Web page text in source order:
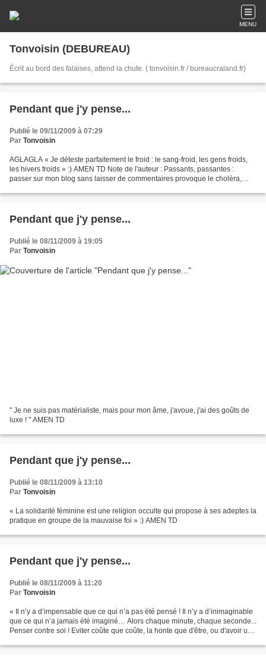
MENU
Tonvoisin (DEBUREAU)
Écrit au bord des falaises, attend la chute. ( tonvoisin.fr / bureaucraland.fr)
Pendant que j'y pense...
Publié le 09/11/2009 à 07:29
Par Tonvoisin
AGLAGLA « Je déteste parfaitement le froid : le sang-froid, les gens froids,
les hivers froids » :) AMEN TD Note de l'auteur : Passants, passantes :
passer sur mon blog sans laisser de commentaires provoque le cholèra,
Pendant que j'y pense...
Publié le 08/11/2009 à 19:05
Par Tonvoisin
" Je ne suis pas matérialiste, mais pour mon âme, j'avoue, j'ai des goûts de
luxe ! " AMEN TD
Pendant que j'y pense...
Publié le 08/11/2009 à 13:10
Par Tonvoisin
« La solidarité féminine est une religion occulte qui propose à ses adeptes la
pratique en groupe de la mauvaise foi » :) AMEN TD
Pendant que j'y pense...
Publié le 08/11/2009 à 11:20
Par Tonvoisin
« Il n’y a d’impensable que ce qui n’a pas été pensé ! Il n’y a d’inimaginable
que ce qui n’a jamais été imaginé… Alors chaque minute, chaque seconde...
Penser contre soi ! Eviter coûte que coûte, la honte que d'être, ou d'avoir un